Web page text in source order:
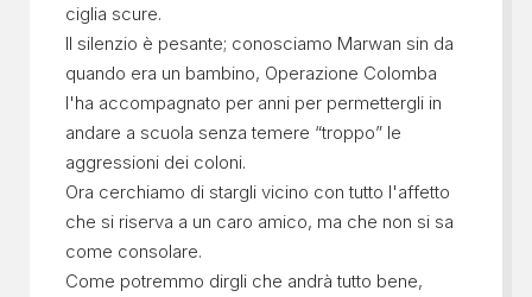
ciglia scure.
Il silenzio è pesante; conosciamo Marwan sin da
quando era un bambino, Operazione Colomba
l'ha accompagnato per anni per permettergli in
andare a scuola senza temere “troppo” le
aggressioni dei coloni.
Ora cerchiamo di stargli vicino con tutto l'affetto
che si riserva a un caro amico, ma che non si sa
come consolare.
Come potremmo dirgli che andrà tutto bene,